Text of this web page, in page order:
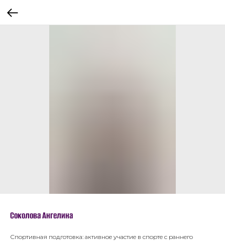
Соколова Ангелина
Спортивная подготовка: активное участие в спорте с раннего